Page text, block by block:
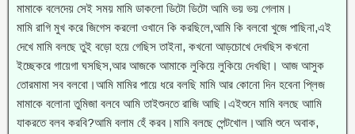
মামাকে বলেদেয় সেই সময় মামি ডাকলো ডিটো ডিটো আমি ভয় ভয় গেলাম।
মামি রাগি মুখ করে জিগেস করলো ওখানে কি করছিলে,আমি কি বলবো খুজে পাছিনা,এই
দেখে মামি বলছে তুই বড়ো হয়ে গেছিস তাইনা, কখনো আড়চোখে দেখছিস কখনো
ইচ্ছেকরে গায়েগা ঘসছিস,আর আজকে আমাকে লুকিয়ে লুকিয়ে দেখছিা। আজ আসুক
তোরমামা সব বলবো।আমি মামির পায়ে ধরে বলছি মামি আর কোনো দিন হবেনা প্লিজ
মামাকে বলোনা তুমিজা বলবে আমি তাইশুনতে রাজি আছি।এইশুনে মামি বলছে আামি
যাকরতে বলব করবি?আমি বলাম হেঁ করব।মামি বলছে পেন্টখোল।আমি শুনে অবাক,